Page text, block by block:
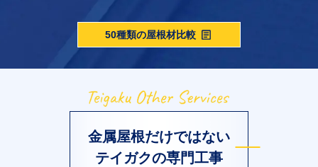
50種類の屋根材比較
金属屋根だけではない
テイガクの専門工事